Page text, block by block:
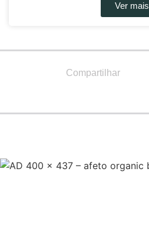
Ver mais
Compartilhar